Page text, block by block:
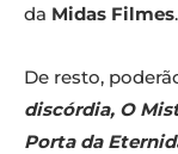
da Midas Filmes.
De resto,
discórdia, O
Porta da